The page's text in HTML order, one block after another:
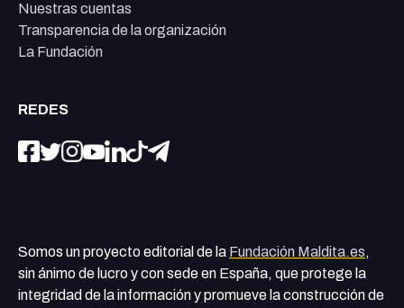
Nuestras cuentas
Transparencia de la organización
La Fundación
REDES
Somos un proyecto editorial de la Fundación Maldita.es,
sin ánimo de lucro y con sede en España, que protege la
integridad de la información y promueve la construcción de